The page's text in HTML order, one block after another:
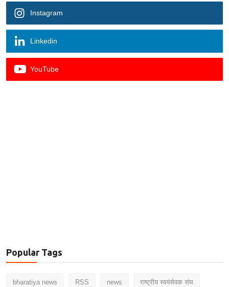
Instagram
Linkedin
YouTube
Popular Tags
bharatiya news RSS news राष्ट्रीय स्वयंसेवक संघ